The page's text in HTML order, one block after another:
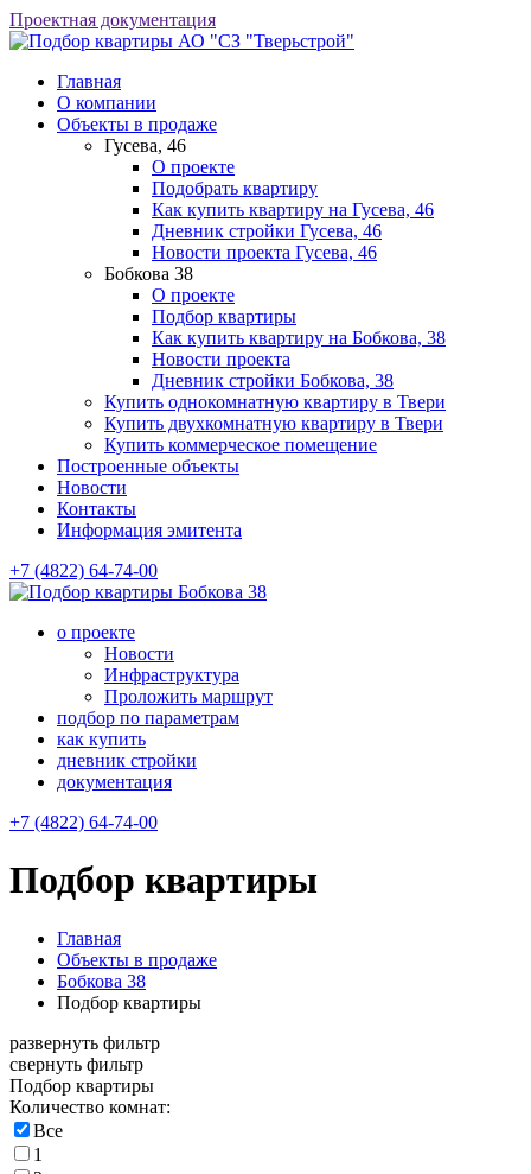
Проектная документация
АО "СЗ "Тверьстрой"
Главная
О компании
Объекты в продаже
Гусева, 46
О проекте
Подобрать квартиру
Как купить квартиру на Гусева, 46
Дневник стройки Гусева, 46
Новости проекта Гусева, 46
Бобкова 38
О проекте
Подбор квартиры
Как купить квартиру на Бобкова, 38
Новости проекта
Дневник стройки Бобкова, 38
Купить однокомнатную квартиру в Твери
Купить двухкомнатную квартиру в Твери
Купить коммерческое помещение
Построенные объекты
Новости
Контакты
Информация эмитента
+7 (4822) 64-74-00
Бобкова 38
о проекте
Новости
Инфраструктура
Проложить маршрут
подбор по параметрам
как купить
дневник стройки
документация
+7 (4822) 64-74-00
Подбор квартиры
Главная
Объекты в продаже
Бобкова 38
Подбор квартиры
развернуть фильтр
свернуть фильтр
Подбор квартиры
Количество комнат:
Все
1